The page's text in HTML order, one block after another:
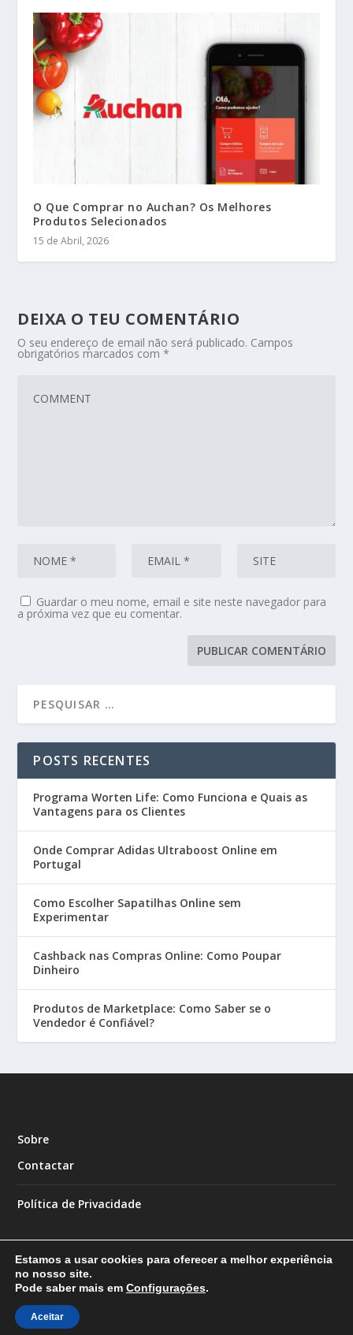
O Que Comprar no Auchan? Os Melhores
Produtos Selecionados
15 de Abril, 2026
DEIXA O TEU COMENTÁRIO
O seu endereço de email não será publicado. Campos
obrigatórios marcados com*
Guardar o meu nome, email e site neste navegador para
a próxima vez que eu comentar.
POSTS RECENTES
Programa Worten Life: Como Funciona e Quais as
Vantagens para os Clientes
Onde Comprar Adidas Ultraboost Online em
Portugal
Como Escolher Sapatilhas Online sem
Experimentar
Cashback nas Compras Online: Como Poupar
Dinheiro
Produtos de Marketplace: Como Saber se o
Vendedor é Confiável?
Sobre
Contactar
Política de Privacidade
Designed by
Estamos a usar cookies para oferecer a melhor experiência
no nosso site.
Pode saber mais em Configurações.
Aceitar